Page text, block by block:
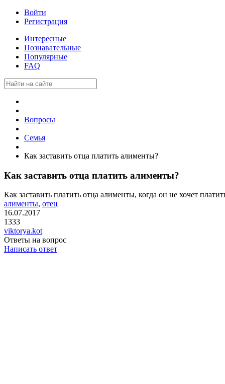
Войти
Регистрация
Интересные
Познавательные
Популярные
FAQ
Вопросы
Семья
Как заставить отца платить алименты?
Как заставить отца платить алименты?
Как заставить платить отца алименты, когда он не хочет
алименты, отец
16.07.2017
1333
viktorya.kot
Ответы на вопрос
Написать ответ